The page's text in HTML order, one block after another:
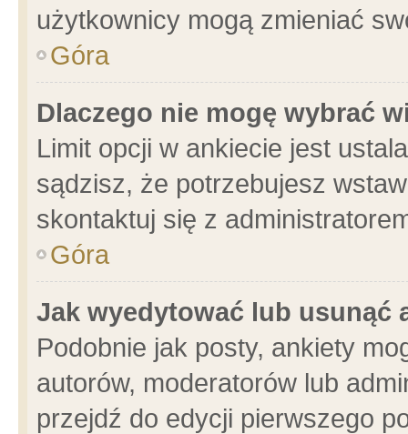
użytkownicy mogą zmieniać
Góra
Dlaczego nie mogę wybrać
Limit opcji w ankiecie jest
sądzisz, że potrzebujesz
skontaktuj się z
Góra
Jak wyedytować lub usunąć
Podobnie jak posty, ankiety
autorów, moderatorów lub
przejdź do edycji pierwszego